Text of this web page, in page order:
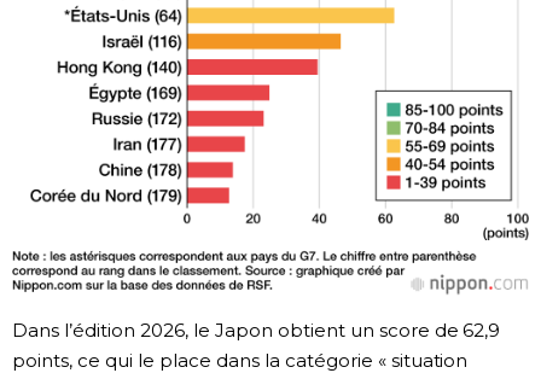
Dans l’édition 2026, le Japon obtient un score de 62,9
points, ce qui le place dans la catégorie « situation